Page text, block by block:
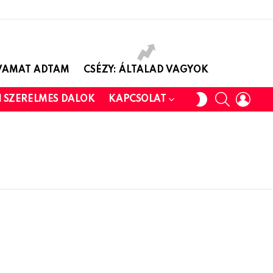
ADTAM CSÉZY: ÁLTALAD VAGYOK
SZERELMES DALOK KAPCSOLAT
SWITCH
SKIN
SEARCH